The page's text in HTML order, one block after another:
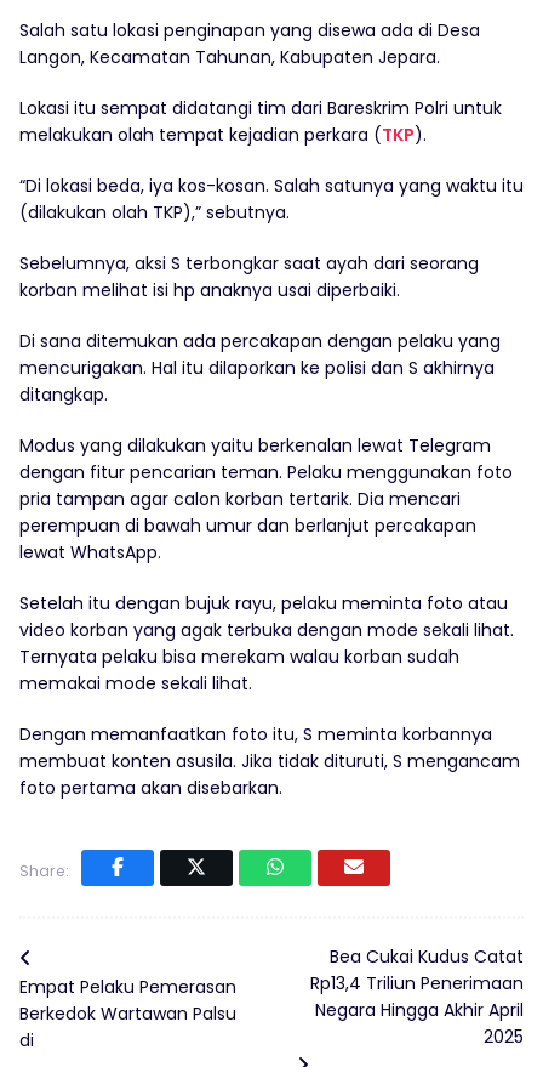
Salah satu lokasi penginapan yang disewa ada di Desa
Langon, Kecamatan Tahunan, Kabupaten Jepara.
Lokasi itu sempat didatangi tim dari Bareskrim Polri untuk
melakukan olah tempat kejadian perkara (TKP).
“Di lokasi beda, iya kos-kosan. Salah satunya yang waktu itu
(dilakukan olah TKP),” sebutnya.
Sebelumnya, aksi S terbongkar saat ayah dari seorang
korban melihat isi hp anaknya usai diperbaiki.
Di sana ditemukan ada percakapan dengan pelaku yang
mencurigakan. Hal itu dilaporkan ke polisi dan S akhirnya
ditangkap.
Modus yang dilakukan yaitu berkenalan lewat Telegram
dengan fitur pencarian teman. Pelaku menggunakan foto
pria tampan agar calon korban tertarik. Dia mencari
perempuan di bawah umur dan berlanjut percakapan
lewat WhatsApp.
Setelah itu dengan bujuk rayu, pelaku meminta foto atau
video korban yang agak terbuka dengan mode sekali lihat.
Ternyata pelaku bisa merekam walau korban sudah
memakai mode sekali lihat.
Dengan memanfaatkan foto itu, S meminta korbannya
membuat konten asusila. Jika tidak dituruti, S mengancam
foto pertama akan disebarkan.
Share:
Empat Pelaku Pemerasan
Berkedok Wartawan Palsu
di
Bea Cukai Kudus Catat
Rp13,4 Triliun Penerimaan
Negara Hingga Akhir April
2025